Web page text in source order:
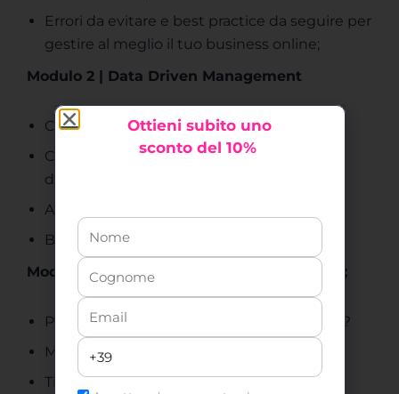
Errori da evitare e best practice da seguire per
gestire al meglio il tuo business online;
Modulo 2 | Data Driven Management
Cosa significa essere Data Driven?
Cenni a Meta Ads: analizziamo le metriche
delle campagne su Meta
Analisi dei competitors con i microdati
Budgeting per ecommerce
Modulo 3 | CRM e Customer segmentation;
Perché è fondamentale la segmentazione?
Metodologie di segmentazione
Ti presento RFM cube: un software di
Ottieni subito uno
sconto del 10%